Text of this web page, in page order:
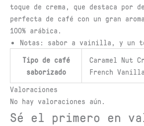
toque de crema, que destaca por
perfecta de café con un gran
100% arábica.
Notas: sabor a vainilla, y un
Tipo de café
saborizado
Caramel Nut
French
Valoraciones
No hay valoraciones aún.
Sé el primero en